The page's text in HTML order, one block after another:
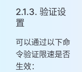
2.1.3. 验证设
置
可以通过以下命
令验证限速是否
生效：